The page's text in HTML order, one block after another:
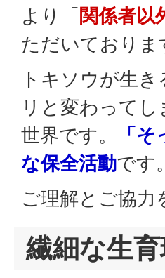
より「関係者以
ただいておりま
トキソウが生
リと変わって
世界です。
「
な保全活動です。
ご理解とご協力
繊細な生